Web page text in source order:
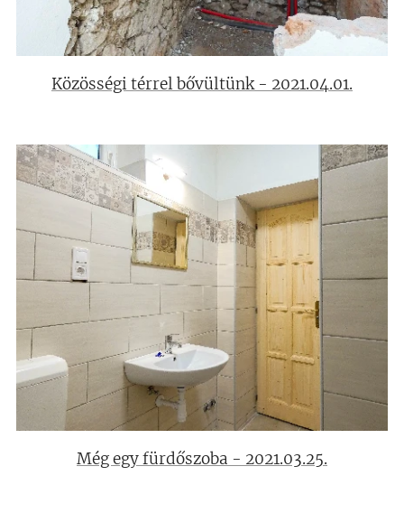
Közösségi térrel bővültünk - 2021.04.01.
Még egy fürdőszoba - 2021.03.25.